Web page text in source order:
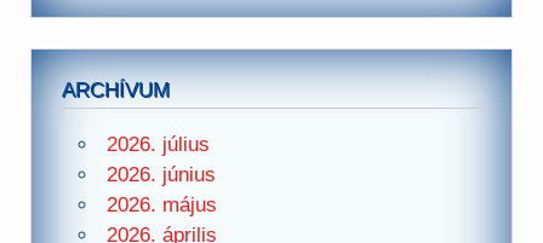
ARCHÍVUM
2026. július
2026. június
2026. május
2026. április